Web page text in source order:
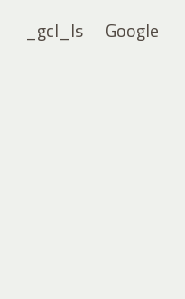
_gcl_ls Google